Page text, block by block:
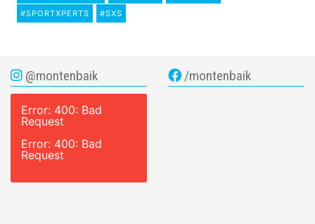
#SPORTXPERTS
#SXS
@montenbaik
Error: 400: Bad
Request
Error: 400: Bad
Request
/montenbaik